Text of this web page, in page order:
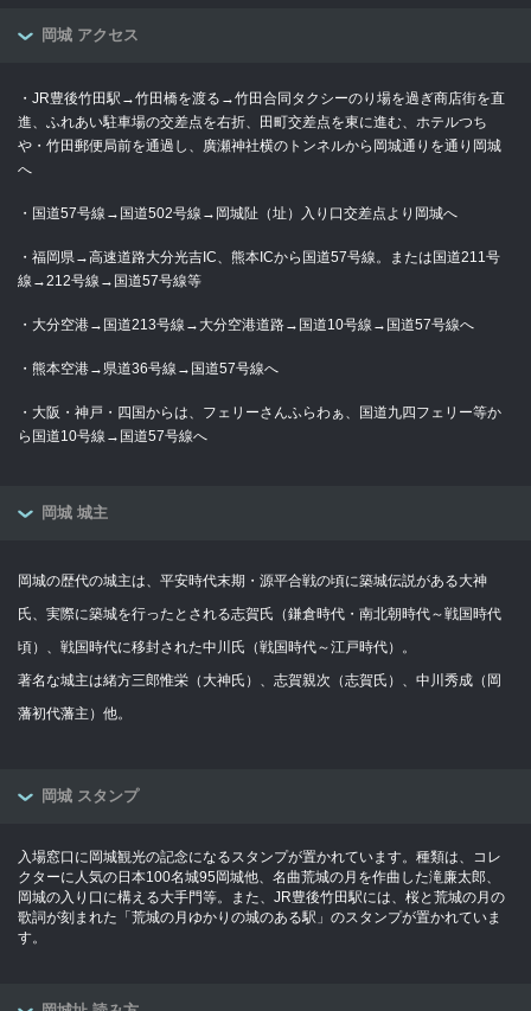
岡城 アクセス
・JR豊後竹田駅→竹田橋を渡る→竹田合同タクシーのり場を過ぎ商店街を直
進、ふれあい駐車場の交差点を右折、田町交差点を東に進む、ホテルつち
や・竹田郵便局前を通過し、廣瀬神社横のトンネルから岡城通りを通り岡城
へ
・国道57号線→国道502号線→岡城阯（址）入り口交差点より岡城へ
・福岡県→高速道路大分光吉IC、熊本ICから国道57号線。または国道211号
線→212号線→国道57号線等
・大分空港→国道213号線→大分空港道路→国道10号線→国道57号線へ
・熊本空港→県道36号線→国道57号線へ
・大阪・神戸・四国からは、フェリーさんふらわぁ、国道九四フェリー等か
ら国道10号線→国道57号線へ
岡城 城主
岡城の歴代の城主は、平安時代末期・源平合戦の頃に築城伝説がある大神
氏、実際に築城を行ったとされる志賀氏（鎌倉時代・南北朝時代～戦国時代
頃）、戦国時代に移封された中川氏（戦国時代～江戸時代）。
著名な城主は緒方三郎惟栄（大神氏）、志賀親次（志賀氏）、中川秀成（岡
藩初代藩主）他。
岡城 スタンプ
入場窓口に岡城観光の記念になるスタンプが置かれています。種類は、コレ
クターに人気の日本100名城95岡城他、名曲荒城の月を作曲した滝廉太郎、
岡城の入り口に構える大手門等。また、JR豊後竹田駅には、桜と荒城の月の
歌詞が刻まれた「荒城の月ゆかりの城のある駅」のスタンプが置かれていま
す。